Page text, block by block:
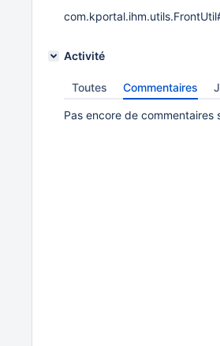
Activité
Toutes Commentaires
Pas encore de commentaires